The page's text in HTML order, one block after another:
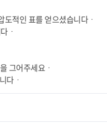
적인 표를 얻으셨습니다ㆍ
ㆍ
그어주세요ㆍ
다ㆍ